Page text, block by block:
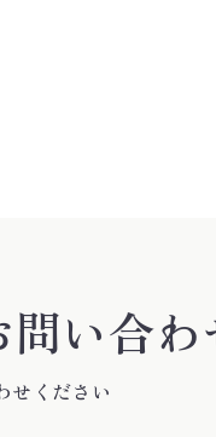
問い合わ
せください